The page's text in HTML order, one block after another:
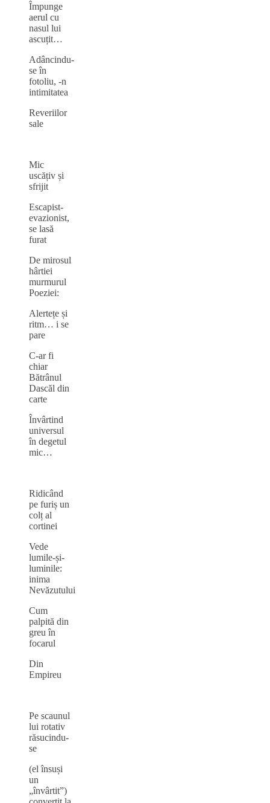
Împunge
aerul cu
nasul lui
ascuțit…
Adâncindu-
se în
fotoliu, -n
intimitatea
Reveriilor
sale
Mic
uscățiv și
sfrijit
Escapist-
evazionist,
se lasă
furat
De mirosul
hârtiei
murmurul
Poeziei:
Alertețe și
ritm… i se
pare
C-ar fi
chiar
Bătrânul
Dascăl din
carte
Învârtind
universul
în degetul
mic…
Ridicând
pe furiș un
colț al
cortinei
Vede
lumile-și-
luminile:
inima
Nevăzutului
Cum
palpită din
greu în
focarul
Din
Empireu
Pe scaunul
lui rotativ
răsucindu-
se
(el însuși
un
„învârtit”)